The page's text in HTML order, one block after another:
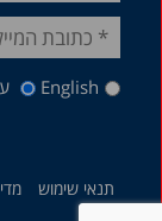
English
תנאי שימוש